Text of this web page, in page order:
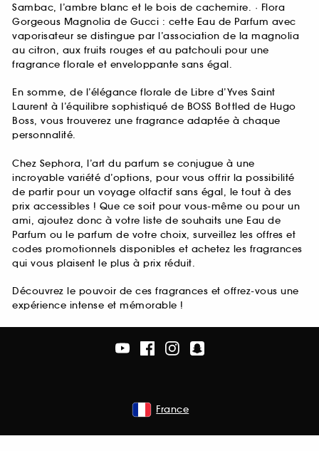
Sambac, l’ambre blanc et le bois de cachemire. · Flora
Gorgeous Magnolia de Gucci : cette Eau de Parfum avec
vaporisateur se distingue par l’association de la magnolia
au citron, aux fruits rouges et au patchouli pour une
fragrance florale et enveloppante sans égal.
En somme, de l’élégance florale de Libre d’Yves Saint
Laurent à l’équilibre sophistiqué de BOSS Bottled de Hugo
Boss, vous trouverez une fragrance adaptée à chaque
personnalité.
Chez Sephora, l’art du parfum se conjugue à une
incroyable variété d’options, pour vous offrir la possibilité
de partir pour un voyage olfactif sans égal, le tout à des
prix accessibles ! Que ce soit pour vous-même ou pour un
ami, ajoutez donc à votre liste de souhaits une Eau de
Parfum ou le parfum de votre choix, surveillez les offres et
codes promotionnels disponibles et achetez les fragrances
qui vous plaisent le plus à prix réduit.
Découvrez le pouvoir de ces fragrances et offrez-vous une
expérience intense et mémorable !
France